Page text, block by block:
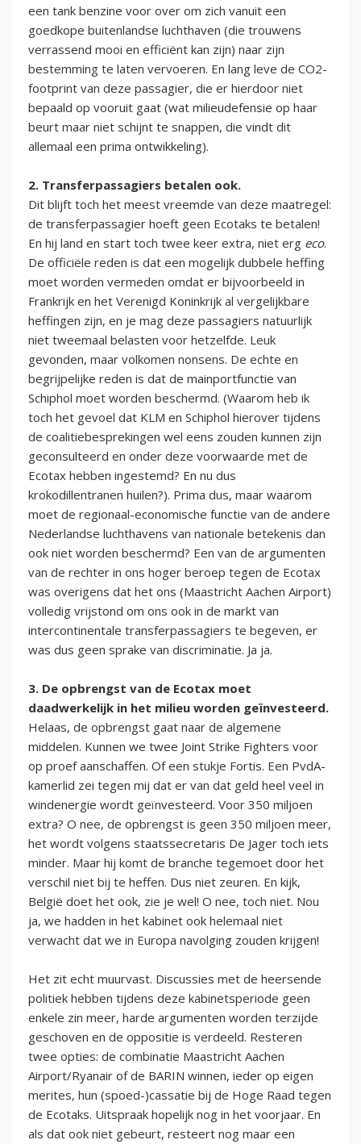
een tank benzine voor over om zich vanuit een
goedkope buitenlandse luchthaven (die trouwens
verrassend mooi en efficiënt kan zijn) naar zijn
bestemming te laten vervoeren. En lang leve de CO2-
footprint van deze passagier, die er hierdoor niet
bepaald op vooruit gaat (wat milieudefensie op haar
beurt maar niet schijnt te snappen, die vindt dit
allemaal een prima ontwikkeling).
2. Transferpassagiers betalen ook.
Dit blijft toch het meest vreemde van deze maatregel:
de transferpassagier hoeft geen Ecotaks te betalen!
En hij land en start toch twee keer extra, niet erg eco.
De officiële reden is dat een mogelijk dubbele heffing
moet worden vermeden omdat er bijvoorbeeld in
Frankrijk en het Verenigd Koninkrijk al vergelijkbare
heffingen zijn, en je mag deze passagiers natuurlijk
niet tweemaal belasten voor hetzelfde. Leuk
gevonden, maar volkomen nonsens. De echte en
begrijpelijke reden is dat de mainportfunctie van
Schiphol moet worden beschermd. (Waarom heb ik
toch het gevoel dat KLM en Schiphol hierover tijdens
de coalitiebesprekingen wel eens zouden kunnen zijn
geconsulteerd en onder deze voorwaarde met de
Ecotax hebben ingestemd? En nu dus
krokodillentranen huilen?). Prima dus, maar waarom
moet de regionaal-economische functie van de andere
Nederlandse luchthavens van nationale betekenis dan
ook niet worden beschermd? Een van de argumenten
van de rechter in ons hoger beroep tegen de Ecotax
was overigens dat het ons (Maastricht Aachen Airport)
volledig vrijstond om ons ook in de markt van
intercontinentale transferpassagiers te begeven, er
was dus geen sprake van discriminatie. Ja ja.
3. De opbrengst van de Ecotax moet
daadwerkelijk in het milieu worden geïnvesteerd.
Helaas, de opbrengst gaat naar de algemene
middelen. Kunnen we twee Joint Strike Fighters voor
op proef aanschaffen. Of een stukje Fortis. Een PvdA-
kamerlid zei tegen mij dat er van dat geld heel veel in
windenergie wordt geïnvesteerd. Voor 350 miljoen
extra? O nee, de opbrengst is geen 350 miljoen meer,
het wordt volgens staatssecretaris De Jager toch iets
minder. Maar hij komt de branche tegemoet door het
verschil niet bij te heffen. Dus niet zeuren. En kijk,
België doet het ook, zie je wel! O nee, toch niet. Nou
ja, we hadden in het kabinet ook helemaal niet
verwacht dat we in Europa navolging zouden krijgen!
Het zit echt muurvast. Discussies met de heersende
politiek hebben tijdens deze kabinetsperiode geen
enkele zin meer, harde argumenten worden terzijde
geschoven en de oppositie is verdeeld. Resteren
twee opties: de combinatie Maastricht Aachen
Airport/Ryanair of de BARIN winnen, ieder op eigen
merites, hun (spoed-)cassatie bij de Hoge Raad tegen
de Ecotaks. Uitspraak hopelijk nog in het voorjaar. En
als dat ook niet gebeurt, resteert nog maar een